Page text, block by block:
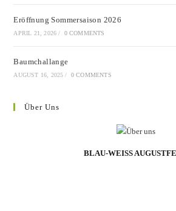
Eröffnung Sommersaison 2026
APRIL 21, 2026 / 0 COMMENTS
Baumchallange
AUGUST 16, 2025 / 0 COMMENTS
Über Uns
BLAU-WEISS